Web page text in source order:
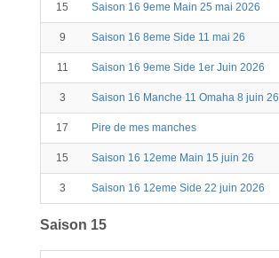
15 Saison 16 9eme Main 25 mai 2026
9 Saison 16 8eme Side 11 mai 26
11 Saison 16 9eme Side 1er Juin 2026
3 Saison 16 Manche 11 Omaha 8 juin 26
17 Pire de mes manches
15 Saison 16 12eme Main 15 juin 26
3 Saison 16 12eme Side 22 juin 2026
Saison 15